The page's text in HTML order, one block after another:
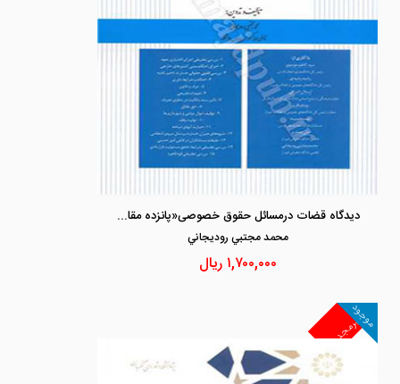
دیدگاه قضات درمسائل حقوق خصوصی«پانزده مقاله کاربردی از قضات دادگستری»
محمد مجتبي روديجاني
۱,۷۰۰,۰۰۰ ریال
غیرمجد
موجود